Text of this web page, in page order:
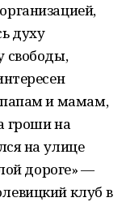
духу
свободы,
и мамам,
гроши на
на улице
дороге» —
клуб в